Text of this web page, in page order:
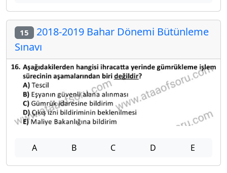
15 2018-2019 Bahar Dönemi Bütünleme
Sınavı
A B C D E